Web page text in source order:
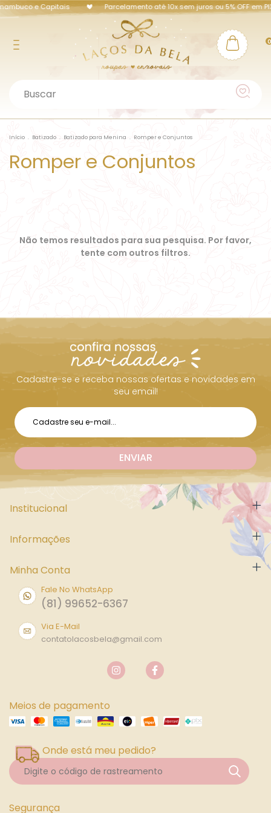
e Capitais Parcelamento até 10x sem juros ou 5% OFF em PIX
Início . Batizado . Batizado para Menina . Romper e Conjuntos
Romper e Conjuntos
Não temos resultados para sua pesquisa. Por favor,
tente com outros filtros.
Cadastre-se e receba nossas ofertas e novidades em
seu email!
Institucional
Informações
Minha Conta
Fale No WhatsApp
(81) 99652-6367
Via E-Mail
contatolacosbela@gmail.com
Meios de pagamento
Onde está meu pedido?
Segurança